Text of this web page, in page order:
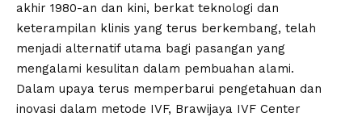
akhir 1980-an dan kini, berkat teknologi dan
keterampilan klinis yang terus berkembang, telah
menjadi alternatif utama bagi pasangan yang
mengalami kesulitan dalam pembuahan alami.
Dalam upaya terus memperbarui pengetahuan dan
inovasi dalam metode IVF, Brawijaya IVF Center